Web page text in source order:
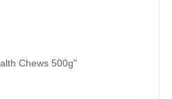
Chews 500g"